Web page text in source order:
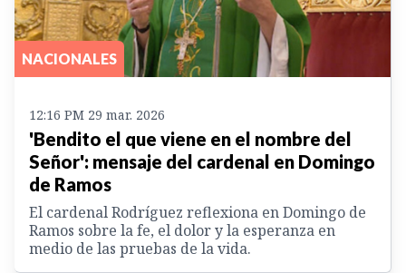
NACIONALES
12:16 PM 29 mar. 2026
'Bendito el que viene en el nombre del
Señor': mensaje del cardenal en Domingo
de Ramos
El cardenal Rodríguez reflexiona en Domingo de
Ramos sobre la fe, el dolor y la esperanza en
medio de las pruebas de la vida.